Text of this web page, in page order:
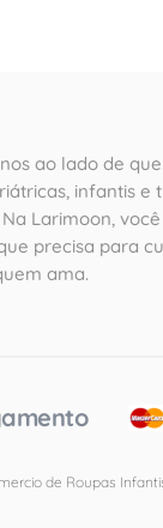
ao lado de
infantis e
Larimoon, você
precisa para
ama.
de Roupas